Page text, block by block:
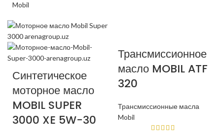
Mobil
Синтетическое
моторное масло
MOBIL SUPER
3000 XE 5W-30
Трансмиссионное
масло MOBIL ATF
320
Трансмиссионные масла
Mobil